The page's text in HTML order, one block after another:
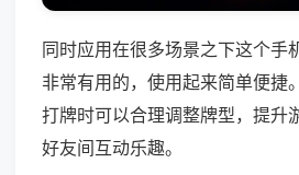
同时应用在很多场景之下这个手
非常有用的，使用起来简单便捷
打牌时可以合理调整牌型，提升
好友间互动乐趣。